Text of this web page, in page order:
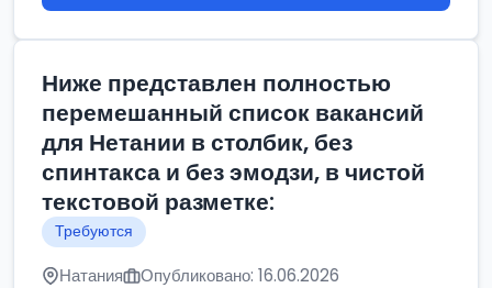
Ниже представлен полностью
перемешанный список вакансий
для Нетании в столбик, без
спинтакса и без эмодзи, в чистой
текстовой разметке:
Требуются
Натания Опубликовано: 16.06.2026